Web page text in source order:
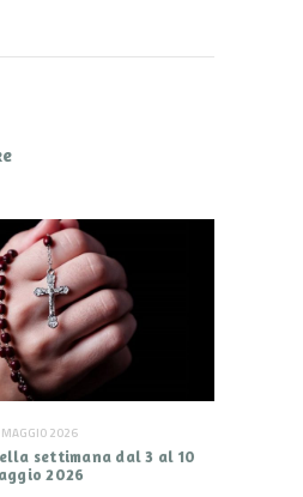
2026
settimana dal 3 al 10
2026